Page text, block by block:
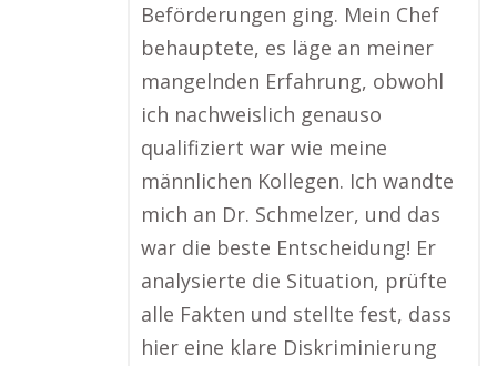
Beförderungen ging. Mein Chef
behauptete, es läge an meiner
mangelnden Erfahrung, obwohl
ich nachweislich genauso
qualifiziert war wie meine
männlichen Kollegen. Ich wandte
mich an Dr. Schmelzer, und das
war die beste Entscheidung! Er
analysierte die Situation, prüfte
alle Fakten und stellte fest, dass
hier eine klare Diskriminierung